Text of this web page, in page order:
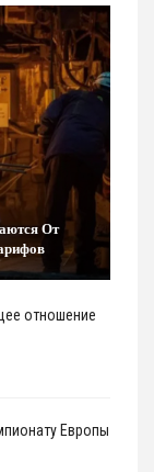
От
отношение
Европы